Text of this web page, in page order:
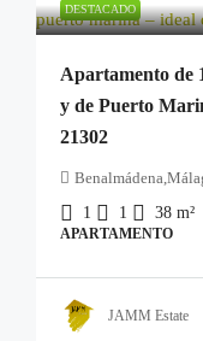
DESTACADO
Apartamento de
y de Puerto
21302
1
1 38 m²
APARTAMENTO
JAMM Estate